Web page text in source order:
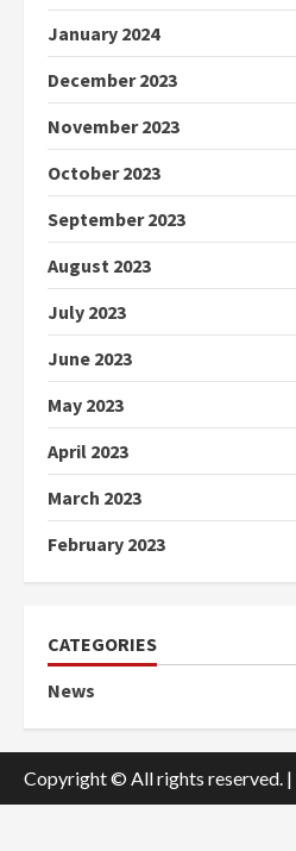
January 2024
December 2023
November 2023
October 2023
September 2023
August 2023
July 2023
June 2023
May 2023
April 2023
March 2023
February 2023
CATEGORIES
News
Copyright © All rights reserved. |